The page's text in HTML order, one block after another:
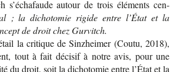
s’écha­faude autour de trois élé­ments cen­
; la dicho­to­mie rigide entre l’État et la
de droit chez Gurvitch.
la cri­tique de Sinz­hei­mer (Coutu, 2018),
tout à fait déci­sif à notre avis, pour une
du droit, soit la dicho­to­mie entre l’État et la